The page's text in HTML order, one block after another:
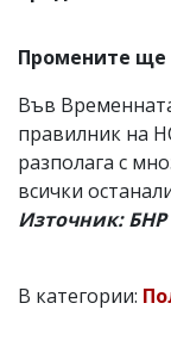
Промените ще
Във
правилник на
разполага с
всички
Източник: БНР
В категории: